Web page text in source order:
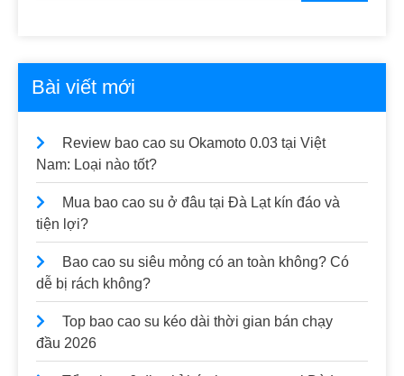
Bài viết mới
Review bao cao su Okamoto 0.03 tại Việt
Nam: Loại nào tốt?
Mua bao cao su ở đâu tại Đà Lạt kín đáo và
tiện lợi?
Bao cao su siêu mỏng có an toàn không? Có
dễ bị rách không?
Top bao cao su kéo dài thời gian bán chạy
đầu 2026